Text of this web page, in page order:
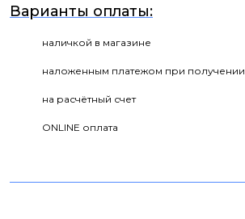
Варианты оплаты:
наличкой в магазине
наложенным платежом при получении
на расчётный счет
ONLINE оплата